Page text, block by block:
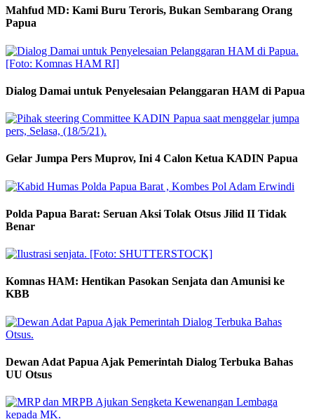
Mahfud MD: Kami Buru Teroris, Bukan Sembarang Orang
Papua
Dialog Damai untuk Penyelesaian Pelanggaran HAM di Papua
Gelar Jumpa Pers Muprov, Ini 4 Calon Ketua KADIN Papua
Polda Papua Barat: Seruan Aksi Tolak Otsus Jilid II Tidak
Benar
Komnas HAM: Hentikan Pasokan Senjata dan Amunisi ke
KBB
Dewan Adat Papua Ajak Pemerintah Dialog Terbuka Bahas
UU Otsus